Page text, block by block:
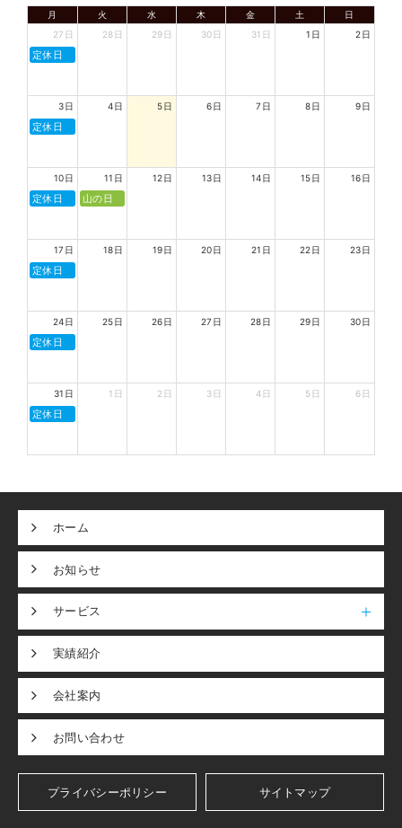
月 火 水 木 金 土
日
27日
定休日
28日 29日 30日 31日 1日 2日
3日
定休日
4日 5日 6日 7日 8日 9日
10日
定休日
11日
山の日
12日 13日 14日 15日 16日
17日
定休日
18日 19日 20日 21日 22日 23日
24日
定休日
25日 26日 27日 28日 29日 30日
31日
定休日
1日 2日 3日 4日 5日 6日
ホーム
お知らせ
サービス
実績紹介
会社案内
お問い合わせ
プライバシーポリシー サイトマップ